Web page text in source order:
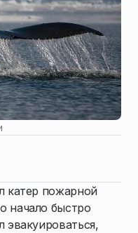
катер пожарной
начало быстро
эвакуироваться,